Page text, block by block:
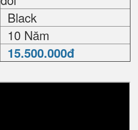
Black
10 Năm
15.500.000đ